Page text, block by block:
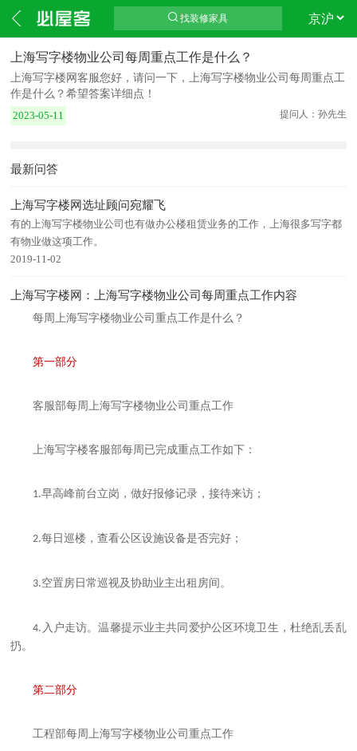
找装修家具
上海写字楼物业公司每周重点工作是什么？
上海写字楼网客服您好，请问一下，上海写字楼物业公司每周重点工
作是什么？希望答案详细点！
2023-05-11
提问人：孙先生
最新问答
上海写字楼网选址顾问宛耀飞
有的上海写字楼物业公司也有做办公楼租赁业务的工作，上海很多写字都
有物业做这项工作。
2019-11-02
上海写字楼网：上海写字楼物业公司每周重点工作内容
每周 上海写字楼物业公司重点工作是什么？
第一部分
客服部每周 上海写字楼物业公司重点工作
上海写字楼客服部每周已完成重点工作如下：
1.早高峰前台立岗，做好报修记录，接待来访；
2.每日巡楼，查看公区设施设备是否完好；
3.空置房日常巡视及协助业主出租房间。
4. 入户走访。温馨提示业主共同爱护公区环境卫生，杜绝乱丢乱
扔。
第二部分
工程部每周 上海写字楼物业公司重点工作